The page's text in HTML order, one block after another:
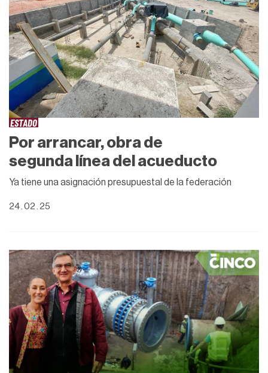
ESTADO
Por arrancar, obra de
segunda línea del acueducto
Ya tiene una asignación presupuestal de la federación
24 . 02 . 25